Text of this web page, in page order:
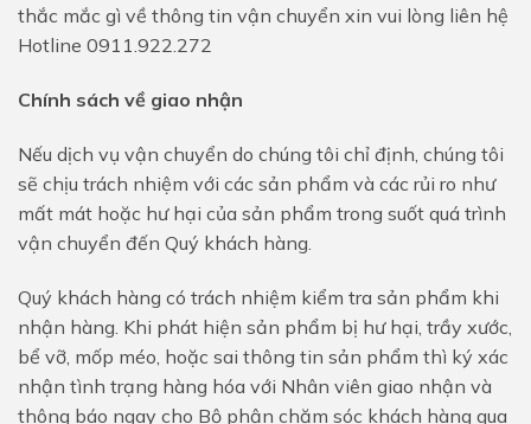
thắc mắc gì về thông tin vận chuyển xin vui lòng liên hệ
Hotline 0911.922.272
Chính sách về giao nhận
Nếu dịch vụ vận chuyển do chúng tôi chỉ định, chúng tôi
sẽ chịu trách nhiệm với các sản phẩm và các rủi ro như
mất mát hoặc hư hại của sản phẩm trong suốt quá trình
vận chuyển đến Quý khách hàng.
Quý khách hàng có trách nhiệm kiểm tra sản phẩm khi
nhận hàng. Khi phát hiện sản phẩm bị hư hại, trầy xước,
bể vỡ, mốp méo, hoặc sai thông tin sản phẩm thì ký xác
nhận tình trạng hàng hóa với Nhân viên giao nhận và
thông báo ngay cho Bộ phận chăm sóc khách hàng qua